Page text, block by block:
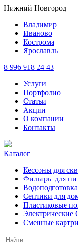
Нижний Новгород
Владимир
Иваново
Кострома
Ярославль
8 996 918 24 43
Услуги
Портфолио
Статьи
Акции
О компании
Контакты
Каталог
Кессоны для
Фильтры для
Септики для
Пластиковые
Электрические
Сменные